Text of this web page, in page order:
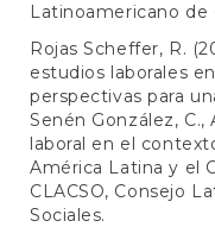
Latinoamericano de
Rojas Scheffer, R.
estudios laborales
perspectivas para
Senén González, C.,
laboral en el
América Latina y el
CLACSO, Consejo
Sociales.